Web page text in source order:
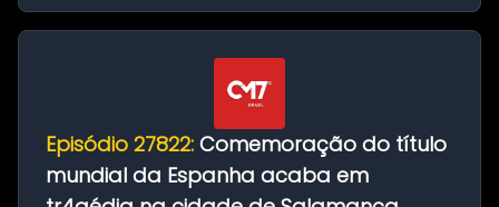
Episódio 27822: Comemoração do título
mundial da Espanha acaba em